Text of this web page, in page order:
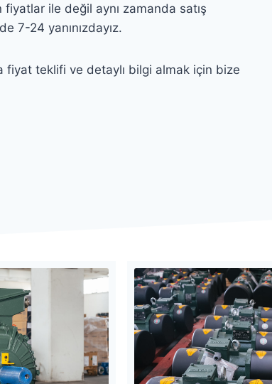
ile değil aynı zamanda satış
7-24 yanınızdayız.
fiyat teklifi ve detaylı bilgi almak için bize